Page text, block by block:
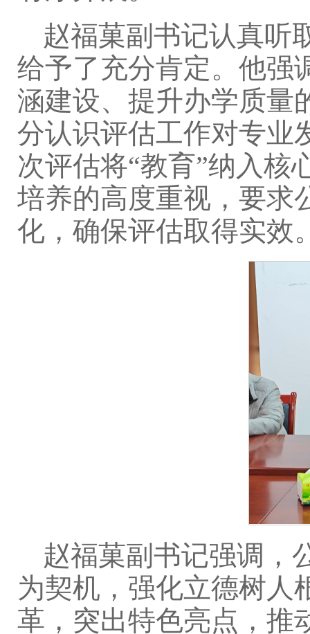
赵福菓副书记认真听
给予了充分肯定。他强
涵建设、提升办学质量
分认识评估工作对专业
次评估将“教育”纳入核
培养的高度重视，要求
化，确保评估取得实效
赵福菓副书记强调，
为契机，强化立德树人
革，突出特色亮点，推